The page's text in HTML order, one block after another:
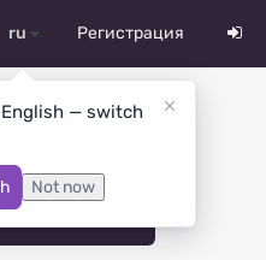
ru
English
Español
Регистрация
— switch
Not now